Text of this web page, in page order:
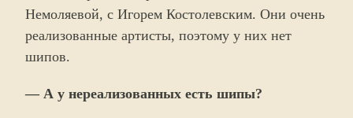
Немоляевой, с Игорем Костолевским. Они очень
реализованные артисты, поэтому у них нет
шипов.
— А у нереализованных есть шипы?